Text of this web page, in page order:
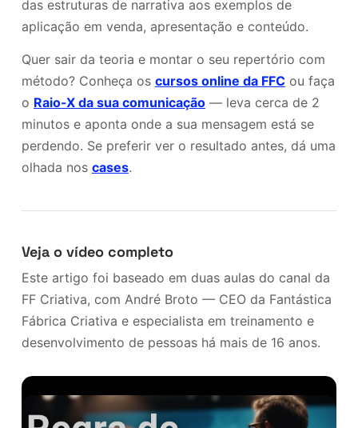
das estruturas de narrativa aos exemplos de
aplicação em venda, apresentação e conteúdo.
Quer sair da teoria e montar o seu repertório com
método? Conheça os cursos online da FFCou faça
o Raio-X da sua comunicação— leva cerca de 2
minutos e aponta onde a sua mensagem está se
perdendo. Se preferir ver o resultado antes, dá uma
olhada nos cases.
Veja o vídeo completo
Este artigo foi baseado em duas aulas do canal da
FF Criativa, com André Broto — CEO da Fantástica
Fábrica Criativa e especialista em treinamento e
desenvolvimento de pessoas há mais de 16 anos.